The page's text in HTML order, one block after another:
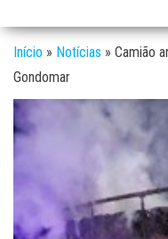
Início » Notícias » Camião
Gondomar